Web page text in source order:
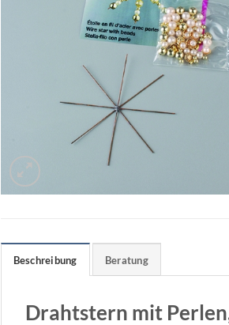
Beschreibung Beratung
Drahtstern mit